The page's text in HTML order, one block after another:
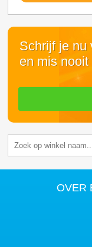
Schrijf je nu
en mis
OVER